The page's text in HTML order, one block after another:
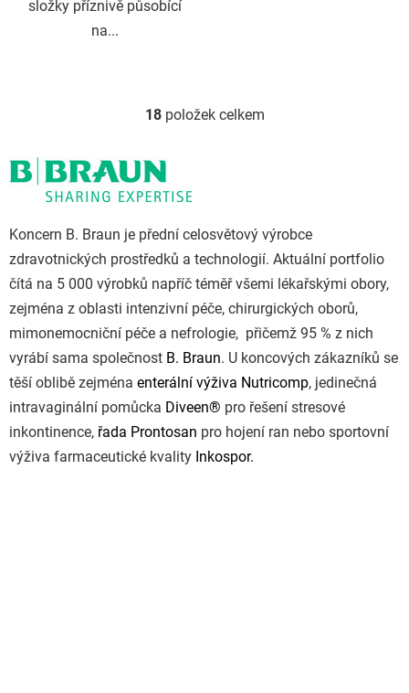
složky příznivě působící
na...
O
c
í
p
r
v
k
y
v
ý
p
i
s
18položek celkem
Koncern B. Braun je přední celosvětový výrobce
zdravotnických prostředků a technologií. Aktuální portfolio
čítá na 5 000 výrobků napříč téměř všemi lékařskými obory,
zejména z oblasti intenzivní péče, chirurgických oborů,
mimonemocniční péče a nefrologie, přičemž 95 % z nich
vyrábí sama společnost B. Braun. U koncových zákazníků se
těší oblibě zejména enterální výživa Nutricomp, jedinečná
intravaginální pomůcka Diveen® pro řešení stresové
inkontinence, řada Prontosan pro hojení ran nebo sportovní
výživa farmaceutické kvality Inkospor.